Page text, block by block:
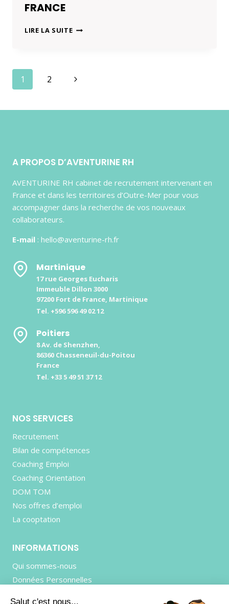
FRANCE
LIRE LA SUITEAGENT
A
FRANCE
Navigation
de
1 2
Page
A PROPOS D’AVENTURINE RH
AVENTURINE RH cabinet de recrutement intervenant en
France et dans les territoires d’Outre-Mer pour vous
accompagner dans la recherche de vos nouveaux
collaborateurs.
E-mail : hello@aventurine-rh.fr
Martinique
17 rue Georges Eucharis
Immeuble Dillon 3000
97200 Fort de France, Martinique
Tel. +596 596 49 02 12
Poitiers
8 Av. de Shenzhen,
86360 Chasseneuil-du-Poitou
France
Tel. +33 5 49 51 37 12
NOS SERVICES
Recrutement
Bilan de compétences
Coaching Emploi
Coaching Orientation
DOM TOM
Nos offres d’emploi
La cooptation
INFORMATIONS
Qui sommes-nous
Données Personnelles
Salut c'est nous...